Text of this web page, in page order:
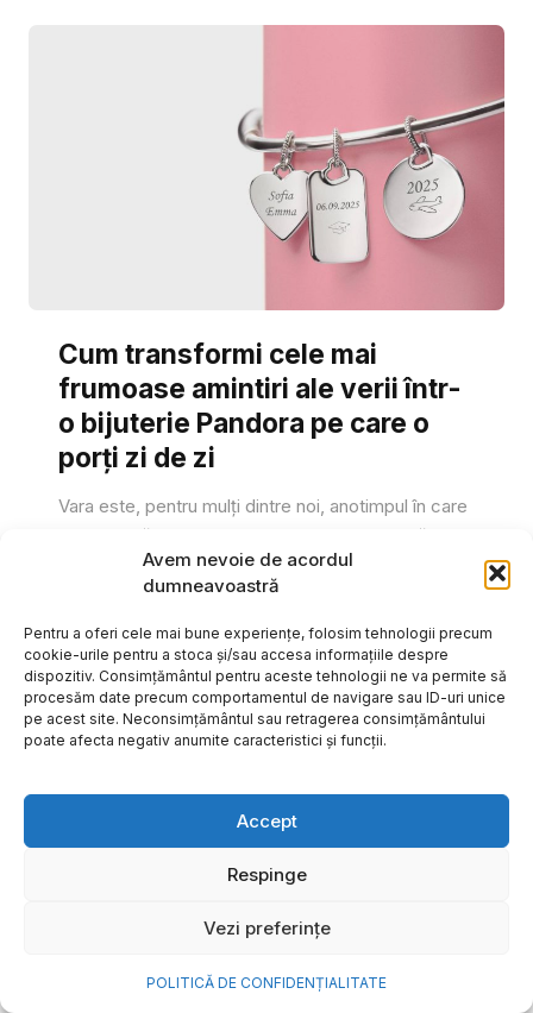
Avem nevoie de acordul
dumneavoastră
Pentru a oferi cele mai bune experiențe, folosim tehnologii precum
cookie-urile pentru a stoca și/sau accesa informațiile despre
dispozitiv. Consimțământul pentru aceste tehnologii ne va permite să
procesăm date precum comportamentul de navigare sau ID-uri unice
pe acest site. Neconsimțământul sau retragerea consimțământului
poate afecta negativ anumite caracteristici și funcții.
Accept
Respinge
Vezi preferințe
POLITICĂ DE CONFIDENȚIALITATE
Cum transformi cele mai
frumoase amintiri ale verii într-
o bijuterie Pandora pe care o
porți zi de zi
Vara este, pentru mulți dintre noi, anotimpul în care
se întâmplă cele mai importante lucruri. Plecăm în
vacanțe pe care le planificăm luni...
Cristiana Todiresei
NOVA Power & Gas: un program